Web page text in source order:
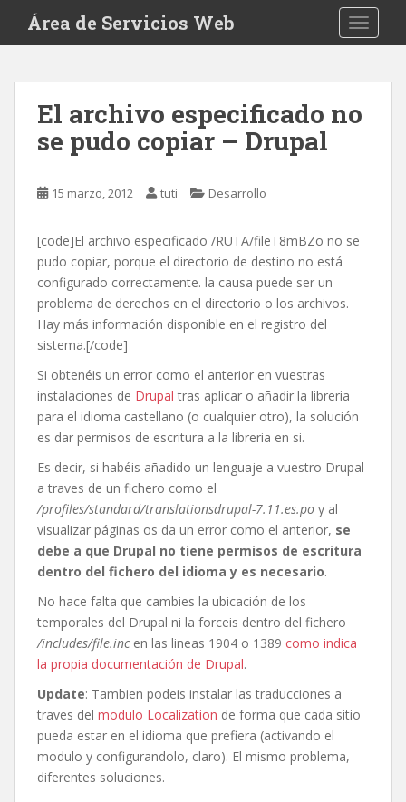
i
Área de Servicios Web
El archivo especificado no
se pudo copiar – Drupal
15 marzo, 2012 tuti Desarrollo
[code]El archivo especificado /RUTA/fileT8mBZo no se
pudo copiar, porque el directorio de destino no está
configurado correctamente. la causa puede ser un
problema de derechos en el directorio o los archivos.
Hay más información disponible en el registro del
sistema.[/code]
Si obtenéis un error como el anterior en vuestras
instalaciones de Drupal tras aplicar o añadir la libreria
para el idioma castellano (o cualquier otro), la solución
es dar permisos de escritura a la libreria en si.
Es decir, si habéis añadido un lenguaje a vuestro Drupal
a traves de un fichero como el
/profiles/standard/translationsdrupal-7.11.es.po y al
visualizar páginas os da un error como el anterior, se
debe a que Drupal no tiene permisos de escritura
dentro del fichero del idioma y es necesario.
No hace falta que cambies la ubicación de los
temporales del Drupal ni la forceis dentro del fichero
/includes/file.incen las lineas 1904 o 1389 como indica
la propia documentación de Drupal.
Update: Tambien podeis instalar las traducciones a
traves del modulo Localization de forma que cada sitio
pueda estar en el idioma que prefiera (activando el
modulo y configurandolo, claro). El mismo problema,
diferentes soluciones.